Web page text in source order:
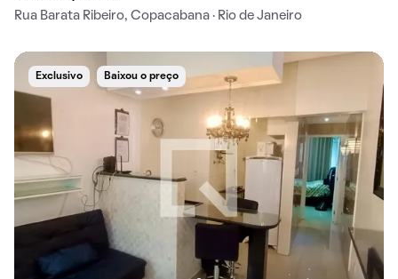
Rua Barata Ribeiro, Copacabana · Rio de Janeiro
Exclusivo Baixou o preço